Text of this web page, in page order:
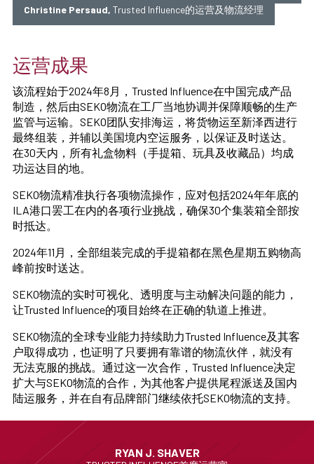
Christine Persaud, Trusted Influence的运营及物流经理
运营成果
该流程始于2024年8月，Trusted Influence在中国完成产品
制造，然后由SEKO物流在工厂当地协调并保障顺畅的生产
监管与运输。SEKO团队安排海运，将货物运至新泽西进行
最终组装，并辅以美国境内空运服务，以保证及时送达。
在30天内，所有礼盒物料（手提箱、玩具及收藏品）均成
功运达目的地。
SEKO物流精准执行各项物流操作，应对包括2024年年底的
ILA港口罢工在内的各项行业挑战，确保30个集装箱全部按
时抵达。
2024年11月，全部组装完成的手提箱都在黑色星期五购物高
峰前按时送达。
SEKO物流的实时可视化、透明度与主动解决问题的能力，
让Trusted Influence的项目始终在正确的轨道上推进。
SEKO物流的全球专业能力持续助力Trusted Influence及其客
户取得成功，也证明了只要拥有靠谱的物流伙伴，就没有
无法克服的挑战。通过这一次合作，Trusted Influence决定
扩大与SEKO物流的合作，为其他客户提供尾程派送及国内
陆运服务，并在自有品牌部门继续依托SEKO物流的支持。
RYAN J. SHAVER